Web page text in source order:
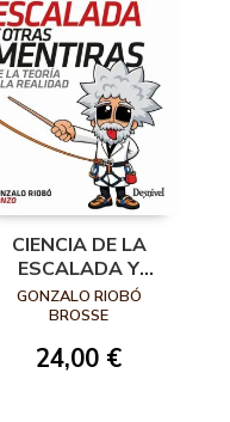
CIENCIA DE LA
ESCALADA Y
OTRAS MENTIRAS
GONZALO RIOBÓ
BROSSE
24,00 €